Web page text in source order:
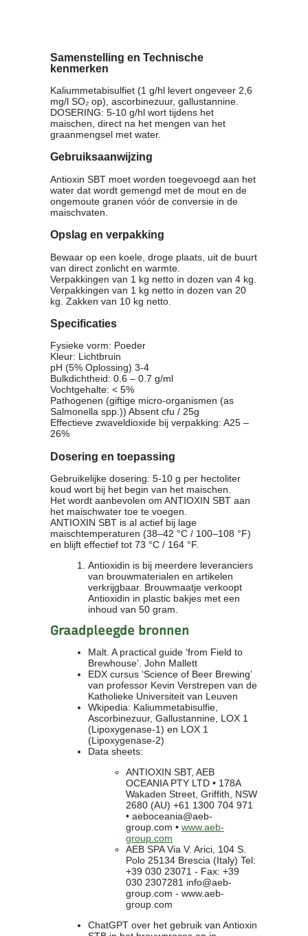
Samenstelling en Technische
kenmerken
Kaliummetabisulfiet (1 g/hl levert ongeveer 2,6
mg/l SO₂ op), ascorbinezuur, gallustannine.
DOSERING: 5-10 g/hl wort tijdens het
maischen, direct na het mengen van het
graanmengsel met water.
Gebruiksaanwijzing
Antioxin SBT moet worden toegevoegd aan het
water dat wordt gemengd met de mout en de
ongemoute granen vóór de conversie in de
maischvaten.
Opslag en verpakking
Bewaar op een koele, droge plaats, uit de buurt
van direct zonlicht en warmte.
Verpakkingen van 1 kg netto in dozen van 4 kg.
Verpakkingen van 1 kg netto in dozen van 20
kg. Zakken van 10 kg netto.
Specificaties
Fysieke vorm: Poeder
Kleur: Lichtbruin
pH (5% Oplossing) 3-4
Bulkdichtheid: 0.6 – 0.7 g/ml
Vochtgehalte: < 5%
Pathogenen (giftige micro-organismen (as
Salmonella spp.)) Absent cfu / 25g
Effectieve zwaveldioxide bij verpakking: A25 –
26%
Dosering en toepassing
Gebruikelijke dosering: 5-10 g per hectoliter
koud wort bij het begin van het maischen.
Het wordt aanbevolen om ANTIOXIN SBT aan
het maischwater toe te voegen.
ANTIOXIN SBT is al actief bij lage
maischtemperaturen (38–42 °C / 100–108 °F)
en blijft effectief tot 73 °C / 164 °F.
Antioxidin is bij meerdere leveranciers
van brouwmaterialen en artikelen
verkrijgbaar. Brouwmaatje verkoopt
Antioxidin in plastic bakjes met een
inhoud van 50 gram.
Graadpleegde bronnen
Malt. A practical guide ‘from Field to
Brewhouse’. John Mallett
EDX cursus ‘Science of Beer Brewing’
van professor Kevin Verstrepen van de
Katholieke Universiteit van Leuven
Wkipedia: Kaliummetabisulfie,
Ascorbinezuur, Gallustannine, LOX 1
(Lipoxygenase-1) en LOX 1
(Lipoxygenase-2)
Data sheets:
ANTIOXIN SBT, AEB
OCEANIA PTY LTD • 178A
Wakaden Street, Griffith, NSW
2680 (AU) +61 1300 704 971
• aeboceania@aeb-
group.com • www.aeb-
group.com
AEB SPA Via V. Arici, 104 S.
Polo 25134 Brescia (Italy) Tel:
+39 030 23071 - Fax: +39
030 2307281 info@aeb-
group.com - www.aeb-
group.com
ChatGPT over het gebruik van Antioxin